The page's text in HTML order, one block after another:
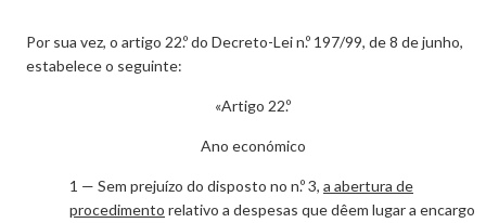
Por sua vez, o artigo 22.º do Decreto-Lei n.º 197/99, de 8 de junho,
estabelece o seguinte:
«Artigo 22.º
Ano económico
1 — Sem prejuízo do disposto no n.º 3, a abertura de
procedimento relativo a despesas que dêem lugar a encargo